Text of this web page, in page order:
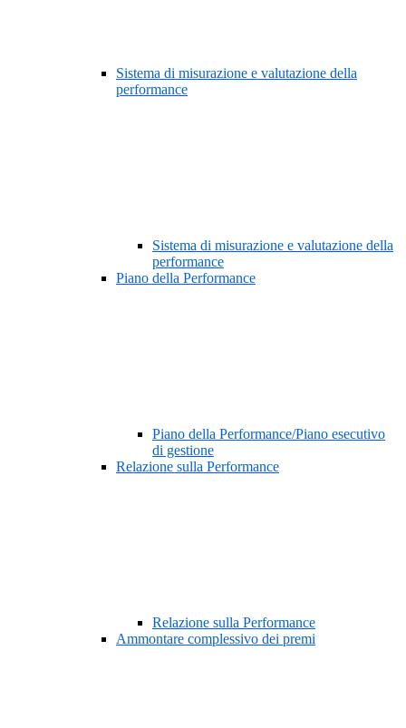
Sistema di misurazione e valutazione della
performance
Sistema di misurazione e valutazione della
performance
Piano della Performance
Piano della Performance/Piano esecutivo
di gestione
Relazione sulla Performance
Relazione sulla Performance
Ammontare complessivo dei premi